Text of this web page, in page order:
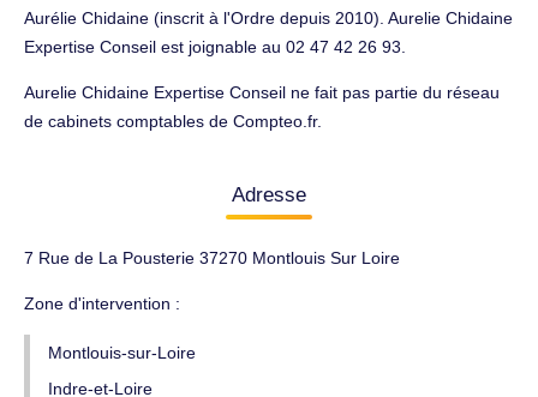
Aurélie Chidaine (inscrit à l'Ordre depuis 2010). Aurelie Chidaine
Expertise Conseil est joignable au 02 47 42 26 93.
Aurelie Chidaine Expertise Conseil ne fait pas partie du réseau
de cabinets comptables de Compteo.fr.
Adresse
7 Rue de La Pousterie 37270 Montlouis Sur Loire
Zone d'intervention :
Montlouis-sur-Loire
Indre-et-Loire